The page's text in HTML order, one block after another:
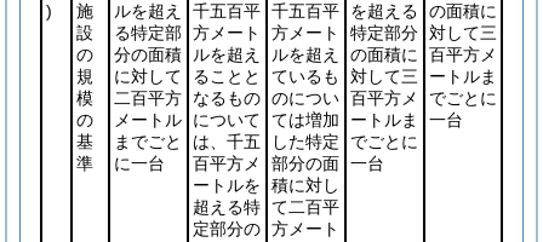
)
施
設
の
規
模
の
基
準
ルを超え
る特定部
分の面積
に対して
二百平方
メートル
までごと
に一台
千五百平
方メート
ルを超え
ることと
なるもの
について
は、千五
百平方メ
ートルを
超える特
定部分の
千五百平
方メート
ルを超え
ているも
のについ
ては増加
した特定
部分の面
積に対し
て二百平
方メート
を超える
特定部分
の面積に
対して三
百平方メ
ートルま
でごとに
一台
の面積に
対して三
百平方メ
ートルま
でごとに
一台